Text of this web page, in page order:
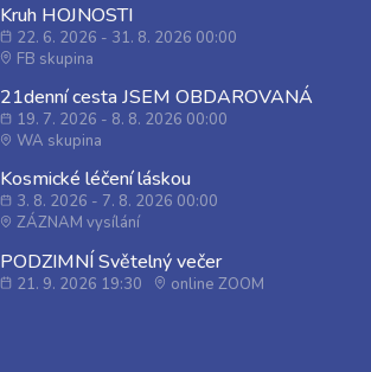
Kruh HOJNOSTI
22. 6. 2026 - 31. 8. 2026 00:00
FB skupina
21denní cesta JSEM OBDAROVANÁ
19. 7. 2026 - 8. 8. 2026 00:00
WA skupina
Kosmické léčení láskou
3. 8. 2026 - 7. 8. 2026 00:00
ZÁZNAM vysílání
PODZIMNÍ Světelný večer
21. 9. 2026 19:30 online ZOOM